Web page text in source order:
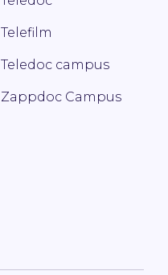
Telefilm
Teledoc campus
Zappdoc Campus